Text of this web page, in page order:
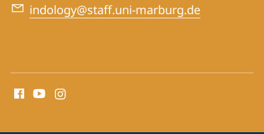
indology@staff.uni-marburg.de
Media